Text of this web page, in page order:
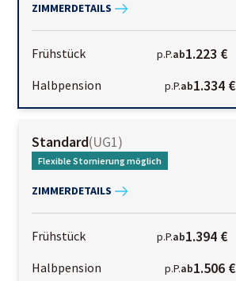
ZIMMERDETAILS
Frühstück p.P.ab1.223 €
Halbpension p.P.ab1.334 €
Standard(UG1)
Flexible Stornierung möglich
ZIMMERDETAILS
Frühstück p.P.ab1.394 €
Halbpension p.P.ab1.506 €